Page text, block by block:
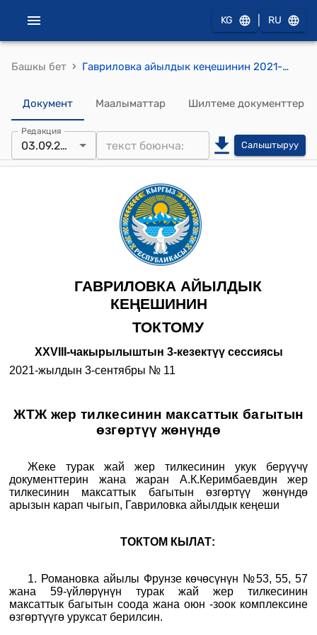
KG RU
Башкы бет › Гавриловка айылдык кеңешинин 2021-жылдын 3-сентябры № 11 "ЖТЖ жер тилкесинин максаттык багытын өзгөртүү жөнүндө" токтому
Документ Маалыматтар Шилтеме документтер
Редакция
03.09.2021 Салыштыруу